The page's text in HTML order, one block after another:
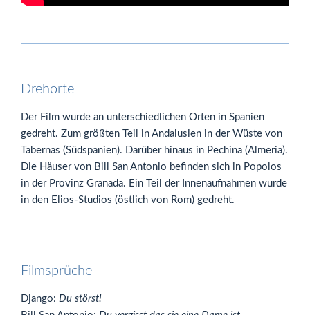
Drehorte
Der Film wurde an unterschiedlichen Orten in Spanien
gedreht. Zum größten Teil in Andalusien in der Wüste von
Tabernas (Südspanien). Darüber hinaus in Pechina (Almeria).
Die Häuser von Bill San Antonio befinden sich in Popolos
in der Provinz Granada. Ein Teil der Innenaufnahmen wurde
in den Elios-Studios (östlich von Rom) gedreht.
Filmsprüche
Django: Du störst!